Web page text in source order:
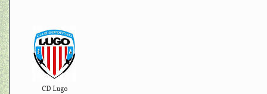
CD Lugo